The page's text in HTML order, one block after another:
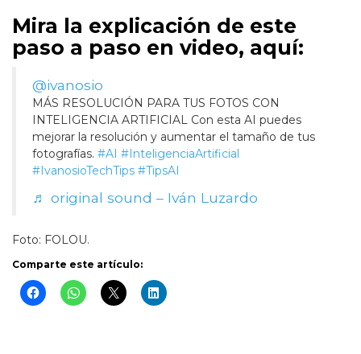
Mira la explicación de este
paso a paso en video, aquí:
@ivanosio
MÁS RESOLUCIÓN PARA TUS FOTOS CON
INTELIGENCIA ARTIFICIAL Con esta AI puedes
mejorar la resolución y aumentar el tamaño de tus
fotografías. #AI #InteligenciaArtificial
#IvanosioTechTips #TipsAI
♬ original sound – Iván Luzardo
Foto: FOLOU.
Comparte este artículo: